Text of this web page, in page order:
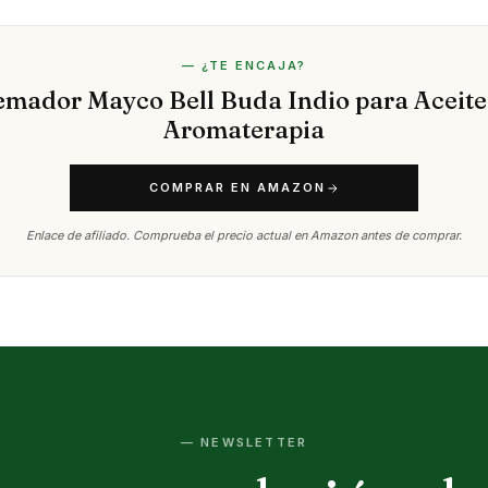
— ¿TE ENCAJA?
Mayco Bell Buda Indio para
Aromaterapia
COMPRAR EN AMAZON
Enlace de afiliado. Comprueba el precio actual en Amazon antes de comprar.
— NEWSLETTER